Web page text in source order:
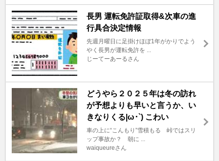
長男 運転免許証取得&次車の進
行具合決定情報
先週月曜日に足掛けほぼ1年がかりでよう
やく長男が運転免許を ...
じーてーあーるさん
どうやら２０２５年は冬の訪れ
が予想よりも早いと言うか、い
きなりくる|ω･`) こわい
車の上に“こんもり”雪積もる 峠ではスリ
ップ事故か？ 朝に ...
waiqueureさん